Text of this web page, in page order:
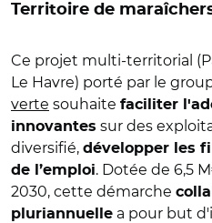
Territoire de
Ce projet multi-territorial
Le Havre) porté par le
verte souhaite faciliter
innovantes sur des
diversifié, développer les
de l’emploi. Dotée de 6,5
2030, cette démarche
pluriannuelle a pour but